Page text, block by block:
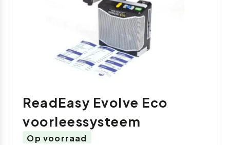
ReadEasy Evolve Eco
voorleessysteem
Op voorraad